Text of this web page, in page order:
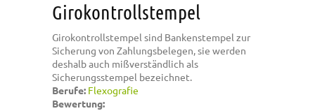
Girokontrollstempel
Girokontrollstempel sind Bankenstempel zur
Sicherung von Zahlungsbelegen, sie werden
deshalb auch mißverständlich als
Sicherungsstempel bezeichnet.
Berufe: Flexografie
Bewertung: